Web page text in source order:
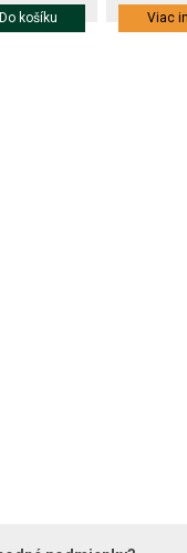
Do košíku Viac